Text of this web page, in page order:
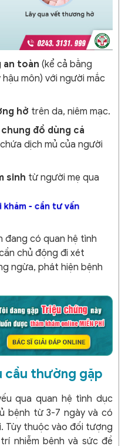
an toàn (kể cả bằng
môn) với người mắc
hở trên da, niêm mạc.
đồ dùng cá
dịch mủ của người
sinh từ người mẹ qua
- cần tư vấn
đang có quan hệ tình
chủ động đi xét
ngừa, phát hiện bệnh
cầu thường gặp
qua quan hệ tình dục
bệnh từ 3-7 ngày và có
Tùy thuộc vào đối tượng
nhiễm bệnh và sức đề